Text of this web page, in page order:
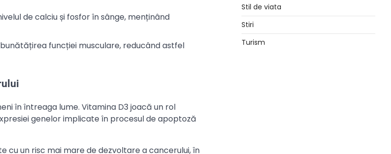
de calciu și fosfor în sânge, menținând
funcției musculare, reducând astfel
în întreaga lume. Vitamina D3 joacă un rol
genelor implicate în procesul de apoptoză
cu un risc mai mare de dezvoltare a cancerului, în
Stil de viata
Stiri
Turism